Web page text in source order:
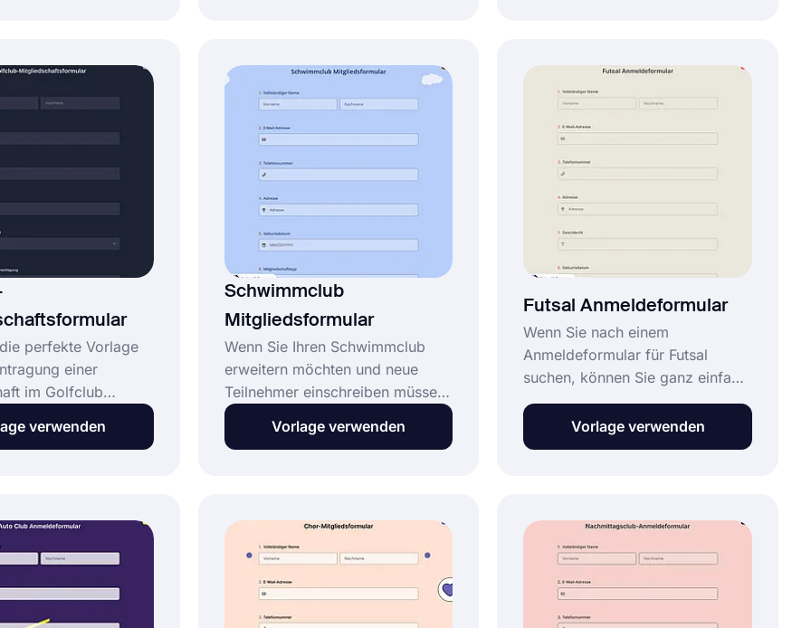
Sie die kostenlose
im Fitnessstudio,
Ihr Online-
Kontaktinformationen. Diese
kostenlose Vorlage für ein
Bibliotheksmitgliedschaftsformular
enthält Standardfragen, die Sie
stellen können, und hilft Ihnen, Ihr
Online-Formular schneller zu
erstellen.
aufmerksam machen, indem Sie
es in sozialen Medien teilen oder
sogar in Ihre Website integrieren.
perfekte Vorlage
einer
im Golfclub
für
im Golfclub
der
können Sie
als
für Golf, E-
Postkarte
verwenden
Schwimmclub
Mitgliedsformular
Wenn Sie Ihren Schwimmclub
erweitern möchten und neue
Teilnehmer einschreiben müssen,
können Sie dies mit einem
Online-Formular tun. Mit der
können Sie Ihr Formular in
wenigen Minuten erstellen.
eigenen benutzerdefinierten
Mitgliedschaftsformulare, ohne
Vorlage verwenden
Futsal Anmeldeformular
Wenn Sie nach einem
Anmeldeformular für Futsal
suchen, können Sie ganz einfach
eins mit forms.app erstellen!
Diese Formulare sind sehr
wichtig, da Sie Online-Anfragen
noch heute mit der Erstellung
Ihres Formulars mit dieser
kostenlosen Vorlage für ein
Futsal-Anmeldeformular!
Vorlage verwenden